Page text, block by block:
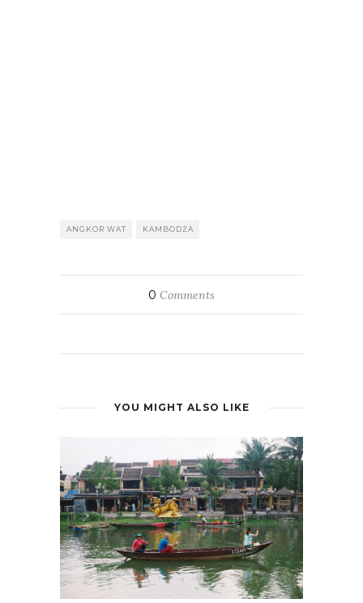
ANGKOR WAT KAMBODŻA
0 Comments
YOU MIGHT ALSO LIKE